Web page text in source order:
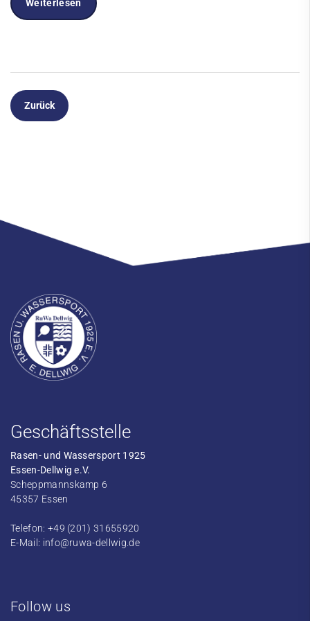
Weiterlesen
Zurück
Geschäftsstelle
Rasen- und Wassersport 1925
Essen-Dellwig e.V.
Scheppmannskamp 6
45357 Essen
Telefon: +49 (201) 31655920
E-Mail: info@ruwa-dellwig.de
Follow us